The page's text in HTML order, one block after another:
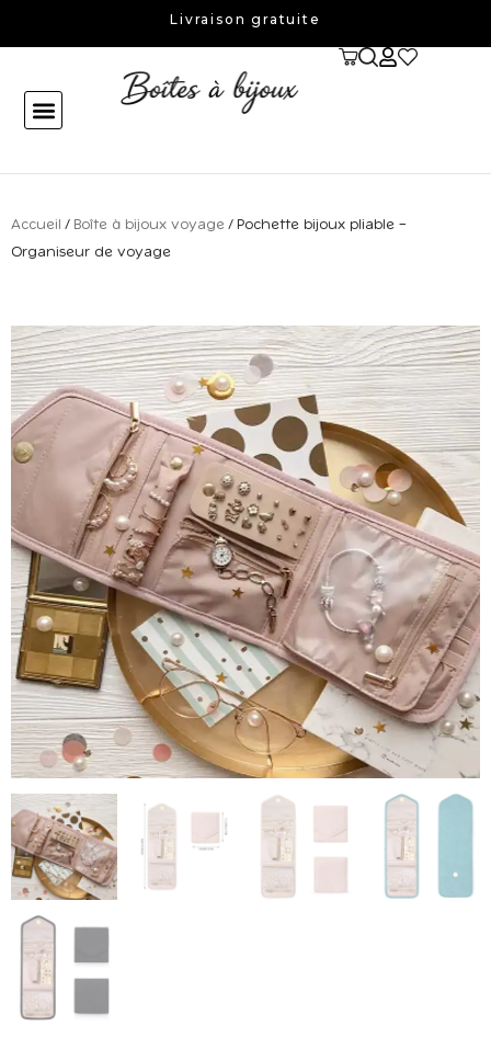
Livraison gratuite
Accueil / Boîte à bijoux voyage / Pochette bijoux pliable –
Organiseur de voyage